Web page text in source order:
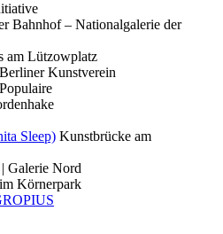
Bahnhof – Nationalgalerie der
am Lützowplatz
Kunstverein
Sleep) Kunstbrücke am
Galerie Nord
Körnerpark